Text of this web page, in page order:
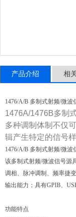
产品介绍 相
1476/A/B 多制式射频/微波
1476A/1476B多制
多种调制体制不仅
辑产生特定的信号
1476/A/B 多制式射频/微波
该多制式射频/微波信号源
调相、脉冲调制、频率捷
输出能力；具有GPIB、
功能特点